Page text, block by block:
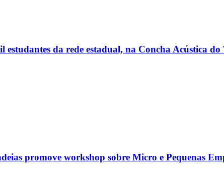
da rede estadual, na Concha Acústica
promove workshop sobre Micro e Pequenas